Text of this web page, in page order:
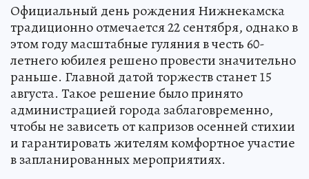
Официальный день рождения Нижнекамска
традиционно отмечается 22 сентября, однако в
этом году масштабные гуляния в честь 60-
летнего юбилея решено провести значительно
раньше. Главной датой торжеств станет 15
августа. Такое решение было принято
администрацией города заблаговременно,
чтобы не зависеть от капризов осенней стихии
и гарантировать жителям комфортное участие
в запланированных мероприятиях.